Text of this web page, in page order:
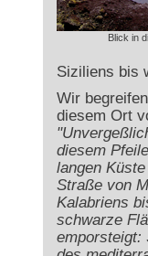
Blick in
Siziliens bis
Wir
diesem Ort
diesem
langen
Straße von
Kalabriens
schwarze
emporsteigt: